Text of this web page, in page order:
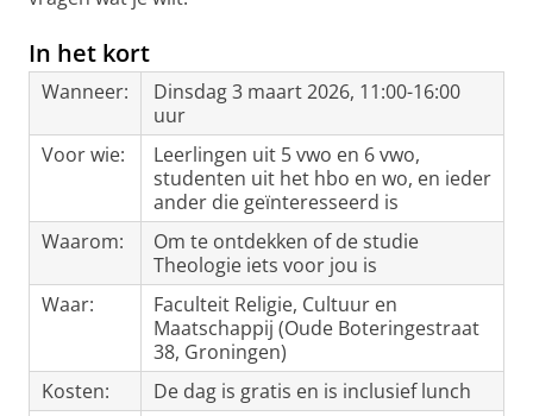
In het kort
Wanneer:
Dinsdag 3 maart 2026, 11:00-16:00
uur
Voor wie:
Leerlingen uit 5 vwo en 6 vwo,
studenten uit het hbo en wo, en ieder
ander die geïnteresseerd is
Waarom:
Om te ontdekken of de studie
Theologie iets voor jou is
Waar:
Faculteit Religie, Cultuur en
Maatschappij (Oude Boteringestraat
38, Groningen)
Kosten:
De dag is gratis en is inclusief lunch